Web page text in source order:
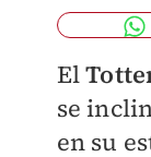
El
se
en su